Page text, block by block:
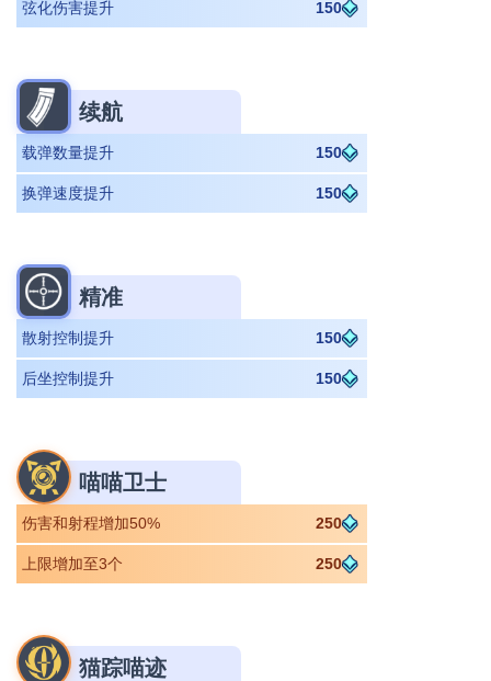
弦化伤害提升 150
续航
载弹数量提升 150
换弹速度提升 150
精准
散射控制提升 150
后坐控制提升 150
喵喵卫士
伤害和射程增加50% 250
上限增加至3个 250
猫踪喵迹